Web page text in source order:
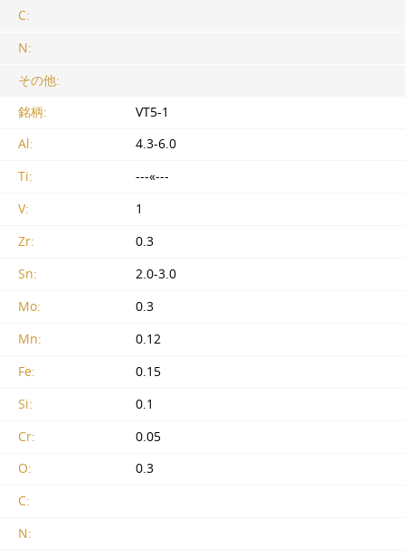
C:
N:
その他:
銘柄:
VT5-1
Al:
4.3-6.0
Ti:
---«---
V:
1
Zr:
0.3
Sn:
2.0-3.0
Mo:
0.3
Mn:
0.12
Fe:
0.15
Si:
0.1
Cr:
0.05
O:
0.3
C:
N: